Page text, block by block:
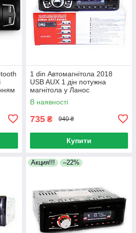
1 din Автомагнітола 2018
USB AUX 1 дін потужна
магнітола у Ланос
В наявності
735 ₴ 940 ₴
Купити
Акция!!! –22%